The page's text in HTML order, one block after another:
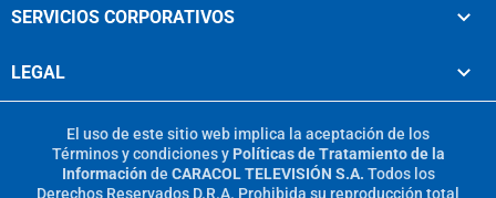
SERVICIOS CORPORATIVOS
LEGAL
El uso de este sitio web implica la aceptación de los
Términos y condicionesy Políticas de Tratamiento de la
Información de CARACOL TELEVISIÓN S.A. Todos los
Derechos Reservados D.R.A. Prohibida su reproducción total